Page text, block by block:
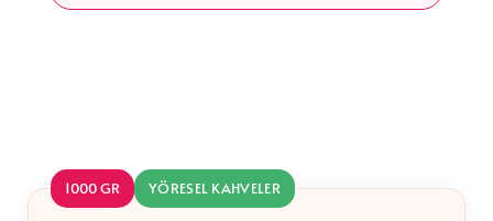
1000 GR YÖRESEL KAHVELER